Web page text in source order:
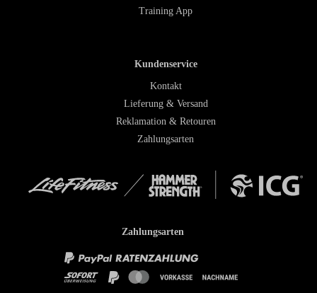
Training App
Kundenservice
Kontakt
Lieferung & Versand
Reklamation & Retouren
Zahlungsarten
Zahlungsarten